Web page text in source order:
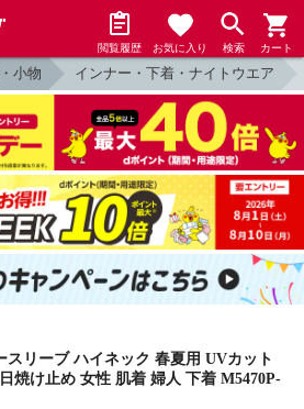
閲覧履歴 お気に入り 検索 カート
小物 インナー・下着・ナイトウエア
スリーブ ハイネック 春夏用 UVカット
焼け止め 女性 肌着 婦人 下着 M5470P-